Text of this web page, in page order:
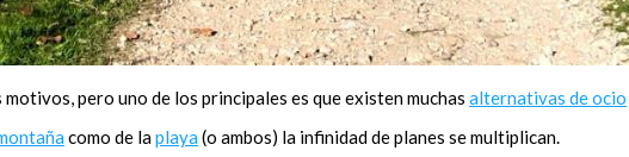
pero uno de los principales es que existen muchas alternativas de ocio
como de laplaya (o ambos) la infinidad de planes se multiplican.